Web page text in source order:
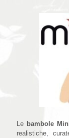
Le bambole
realistiche,